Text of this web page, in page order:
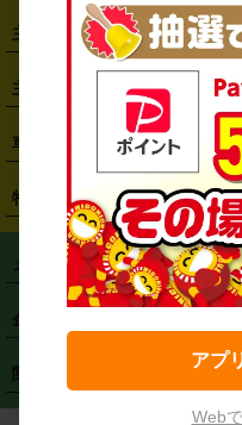
・東京都 ・神奈
・ 栃木県 ・群馬県 ・山梨県
・ 新潟県 富山県
京都府 滋賀県
・島根県 ・岡山県
香川県 ・愛媛県 ・高知県
熊本県 ・大分県 ・宮崎県
・ 札幌駅 ・仙台駅 ・新宿駅
・川崎駅 ・大宮駅
・ 難波駅 三宮駅
・ 那覇空港駅
主要空港から探す
・ 新千歳空港
・ 中部国際空港セントレア
・ 大阪国際空港（伊丹空港）
・ 岡山空港
・ 福岡空港
・
主要都市から探す
・ 横浜市
相模原市
静岡市
・ 名古屋市
・
車種から探す
・コンパクトカ
ミニバン・ワンボックス
・ 軽トラック・商用バン
トラック・バン (タウンエー
(ハイエース
特徴から探す
ハイブリッド ・宅配レン
・ 長期レンタル ・深夜時間
・
・ 国際
メニュー
トップページ ・は
・ 予
・店
企業情報
・ ニュース ・
関連サービス
カーリースなら「定額ニ
アプ
Web